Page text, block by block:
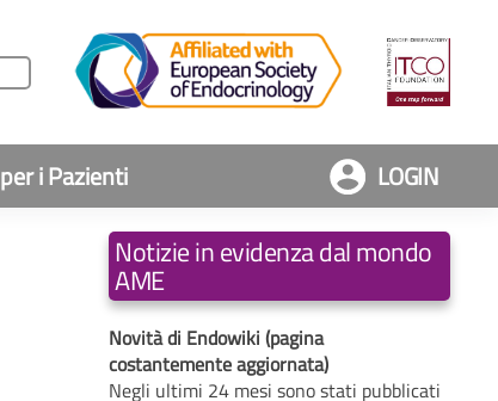
per i Pazienti LOGIN
Notizie in evidenza dal mondo
AME
Novità di Endowiki (pagina
costantemente aggiornata)
Negli ultimi 24 mesi sono stati pubblicati